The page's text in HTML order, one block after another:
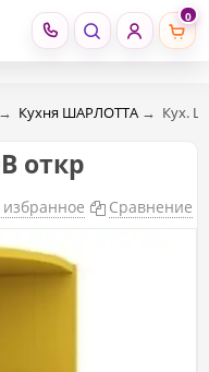
0
→ Кухня ШАРЛОТТА → Кух.
откр
избранное Сравнение